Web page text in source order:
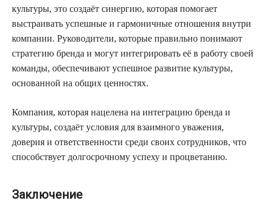
культуры, это создаёт синергию, которая помогает
выстраивать успешные и гармоничные отношения внутри
компании. Руководители, которые правильно понимают
стратегию бренда и могут интегрировать её в работу своей
команды, обеспечивают успешное развитие культуры,
основанной на общих ценностях.
Компания, которая нацелена на интеграцию бренда и
культуры, создаёт условия для взаимного уважения,
доверия и ответственности среди своих сотрудников, что
способствует долгосрочному успеху и процветанию.
Заключение